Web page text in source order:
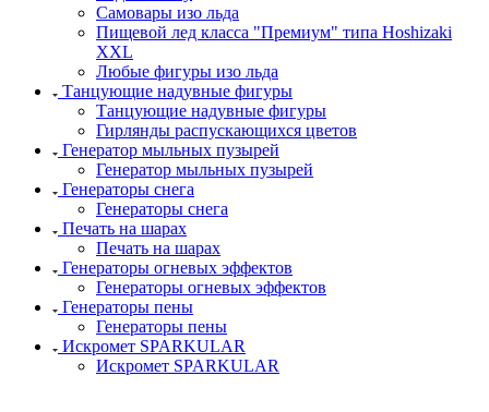
Самовары изо льда
Пищевой лед класса "Премиум" типа Hoshizaki
XXL
Любые фигуры изо льда
Танцующие надувные фигуры
Танцующие надувные фигуры
Гирлянды распускающихся цветов
Генератор мыльных пузырей
Генератор мыльных пузырей
Генераторы снега
Генераторы снега
Печать на шарах
Печать на шарах
Генераторы огневых эффектов
Генераторы огневых эффектов
Генераторы пены
Генераторы пены
Искромет SPARKULAR
Искромет SPARKULAR